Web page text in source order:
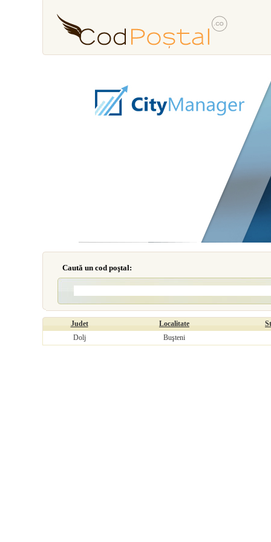
Caută un cod poştal:
Judet Localitate
Dolj
Buşteni